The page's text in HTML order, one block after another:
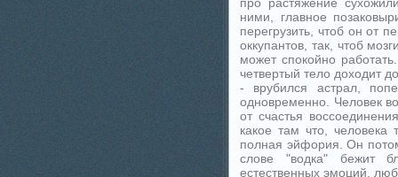
ними, главное
перегрузить, чтоб он от
оккупантов, так, чтоб
может спокойно
четвертый тело доходит
- врубился астрал,
одновременно. Человек
от счастья
какое там что, человека
полная эйфория. Он
слове "водка" бежит
естественных эмоций,